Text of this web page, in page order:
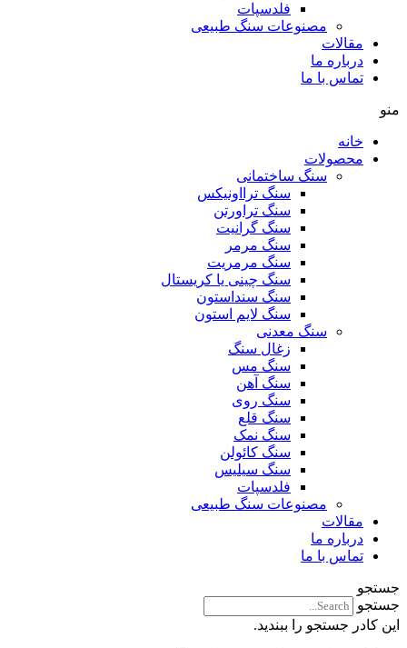
فلدسپات
مصنوعات سنگ طبیعی
مقالات
درباره ما
تماس با ما
منو
خانه
محصولات
سنگ ساختمانی
سنگ ترااونیکس
سنگ تراورتن
سنگ گرانیت
سنگ مرمر
سنگ مرمریت
سنگ چینی یا کریستال
سنگ سنداستون
سنگ لایم استون
سنگ معدنی
زغال سنگ
سنگ مس
سنگ آهن
سنگ روی
سنگ قلع
سنگ نمک
سنگ کائولن
سنگ سیلیس
فلدسپات
مصنوعات سنگ طبیعی
مقالات
درباره ما
تماس با ما
جستجو
جستجو
این کادر جستجو را ببندید.